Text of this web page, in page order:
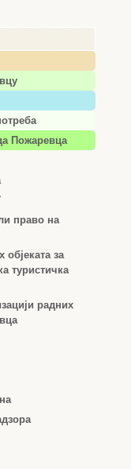
Пожаревца
право на
објеката за
туристичка
радних